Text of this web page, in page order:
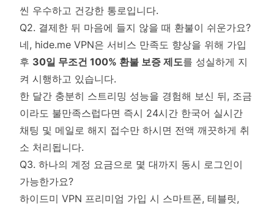
씬 우수하고 건강한 통로입니다.
Q2. 결제한 뒤 마음에 들지 않을 때 환불이 쉬운가요?
네, hide.me VPN은 서비스 만족도 향상을 위해 가입
후 30일 무조건 100% 환불 보증 제도를 성실하게 지
켜 시행하고 있습니다.
한 달간 충분히 스트리밍 성능을 경험해 보신 뒤, 조금
이라도 불만족스럽다면 즉시 24시간 한국어 실시간
채팅 및 메일로 해지 접수만 하시면 전액 깨끗하게 취
소 처리됩니다.
Q3. 하나의 계정 요금으로 몇 대까지 동시 로그인이
가능한가요?
하이드미 VPN 프리미엄 가입 시 스마트폰, 테블릿,